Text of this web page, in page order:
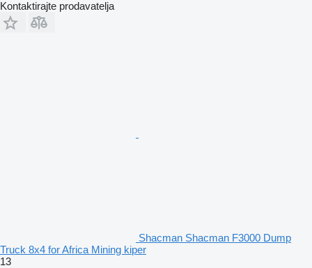
Kontaktirajte prodavatelja
Shacman Shacman F3000 Dump
Truck 8x4 for Africa Mining kiper
13